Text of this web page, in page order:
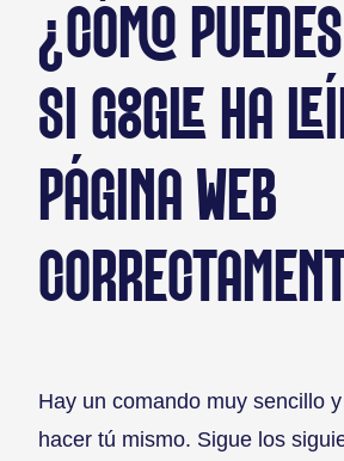
¿CÓMO
SI GOOGLE HA
PÁGINA WEB
Hay un comando muy sencillo
hacer tú mismo. Sigue los